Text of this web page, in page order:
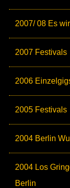
2007/ 08 Es
2007 Festivals
2006
2005 Festivals
2004 Berlin
2004 Los
Berlin